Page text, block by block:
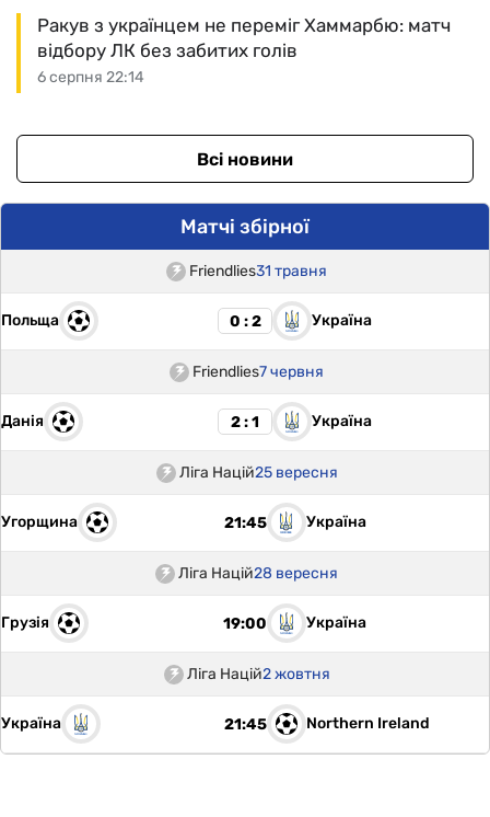
6 серпня 22:14
Ракув з українцем не переміг Хаммарбю: матч
відбору ЛК без забитих голів
Всі новини
Матчі збірної
Friendlies31 травня
Польща 0 : 2 Україна
Friendlies7 червня
Данія 2 : 1 Україна
Ліга Націй25 вересня
Угорщина 21:45 Україна
Ліга Націй28 вересня
Грузія 19:00 Україна
Ліга Націй2 жовтня
Україна 21:45 Northern Ireland